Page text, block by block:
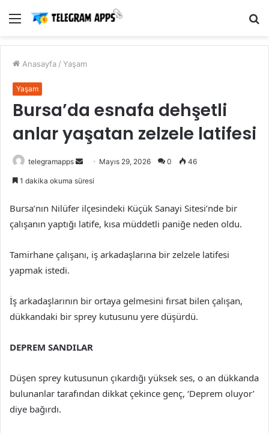
Menü
Anasayfa / Yaşam
Yaşam
Bursa’da esnafa dehşetli
anlar yaşatan zelzele latifesi
telegramapps
Bir
göndermek
Mayıs 29, 2026 0 46
1 dakika okuma süresi
Bursa’nın Nilüfer ilçesindeki Küçük Sanayi Sitesi’nde bir
çalışanın yaptığı latife, kısa müddetli paniğe neden oldu.
Tamirhane çalışanı, iş arkadaşlarına bir zelzele latifesi
yapmak istedi.
İş arkadaşlarının bir ortaya gelmesini fırsat bilen çalışan,
dükkandaki bir sprey kutusunu yere düşürdü.
DEPREM SANDILAR
Düşen sprey kutusunun çıkardığı yüksek ses, o an dükkanda
bulunanlar tarafından dikkat çekince genç, ‘Deprem oluyor’
diye bağırdı.